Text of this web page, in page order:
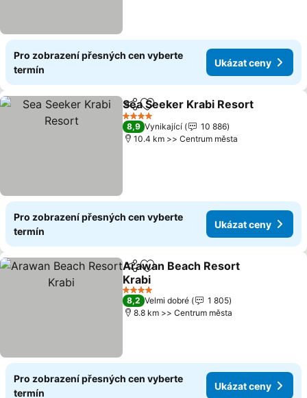
Pro zobrazení přesných cen vyberte
termín
Ukázat ceny
SdíletPřidat na seznam oblíbených
Sea Seeker Krabi Resort
4 Počet hvězdiček
8,9 Vynikající
10 886
10.4 km >> Centrum města
Pro zobrazení přesných cen vyberte
termín
Ukázat ceny
SdíletPřidat na seznam oblíbených
Arawan Beach Resort
Krabi
4 Počet hvězdiček
8,2 Velmi dobré
1 805
8.8 km >> Centrum města
Pro zobrazení přesných cen vyberte
termín
Ukázat ceny